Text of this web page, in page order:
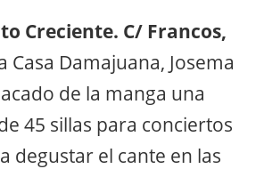
Creciente. C/ Francos,
Casa Damajuana, Josema
de la manga una
45 sillas para conciertos
degustar el cante en las